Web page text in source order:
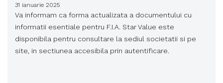
31 ianuarie 2025
Va informam ca forma actualizata a documentului cu
informatii esentiale pentru F.I.A. Star Value este
disponibila pentru consultare la sediul societatii si pe
site, in sectiunea accesibila prin autentificare.